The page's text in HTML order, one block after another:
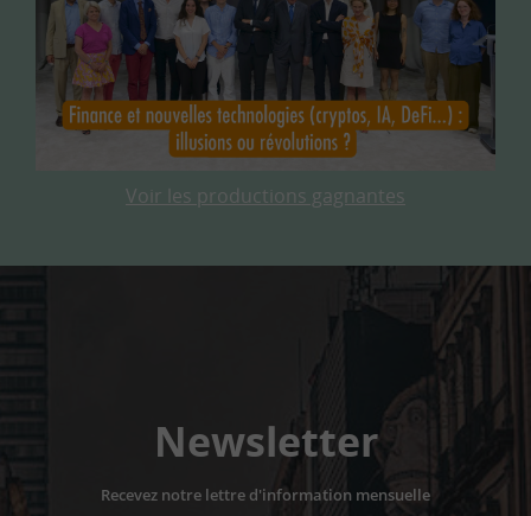
Voir les productions gagnantes
Newsletter
Recevez notre lettre d'information mensuelle